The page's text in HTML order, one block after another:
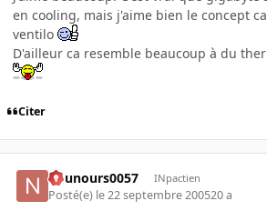
en cooling, mais j'aime bien le concept
ventilo
D'ailleur ca resemble beaucoup à du
Citer
nounours0057 INpactien
Posté(e) le 22 septembre 200520 a